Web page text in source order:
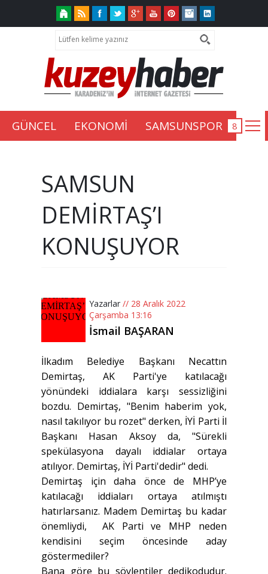
GÜNCEL EKONOMİ SAMSUNSPOR
SAMSUN
DEMİRTAŞ’I
KONUŞUYOR
Yazarlar // 28 Aralık 2022
Çarşamba 13:16
İsmail BAŞARAN
İlkadım Belediye Başkanı Necattın
Demirtaş, AK Parti'ye katılacağı
yönündeki iddialara karşı sessizliğini
bozdu. Demirtaş, "Benim haberim yok,
nasıl takılıyor bu rozet" derken, İYİ Parti İl
Başkanı Hasan Aksoy da, "Sürekli
spekülasyona dayalı iddialar ortaya
atılıyor. Demirtaş, İYİ Parti'dedir" dedi.
Demirtaş için daha önce de MHP’ye
katılacağı iddiaları ortaya atılmıştı
hatırlarsanız. Madem Demirtaş bu kadar
önemliydi, AK Parti ve MHP neden
kendisini seçim öncesinde aday
göstermediler?
Bana göre bu söylentiler dedikodudur.